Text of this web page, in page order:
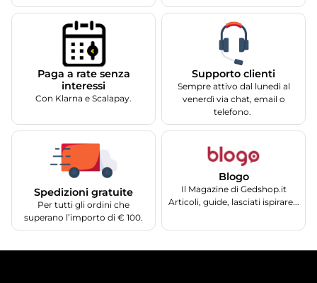
Paga a rate senza
interessi
Con Klarna e Scalapay.
Supporto clienti
Sempre attivo dal lunedì al
venerdì via chat, email o
telefono.
Spedizioni gratuite
Per tutti gli ordini che
superano l’importo di € 100.
Blogo
Il Magazine di Gedshop.it
Articoli, guide, lasciati ispirare...